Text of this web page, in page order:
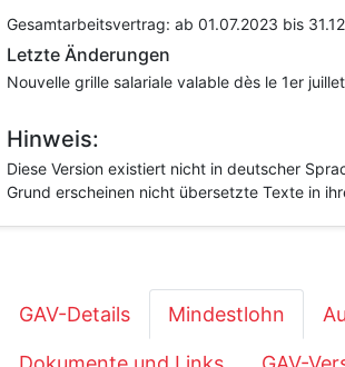
Gesamtarbeitsvertrag: ab 01.07.2023 bis
Letzte Änderungen
Nouvelle grille salariale valable dès le 1er
Hinweis:
Diese Version existiert nicht in deutscher
Grund erscheinen nicht übersetzte Texte in
GAV-Details Mindestlohn